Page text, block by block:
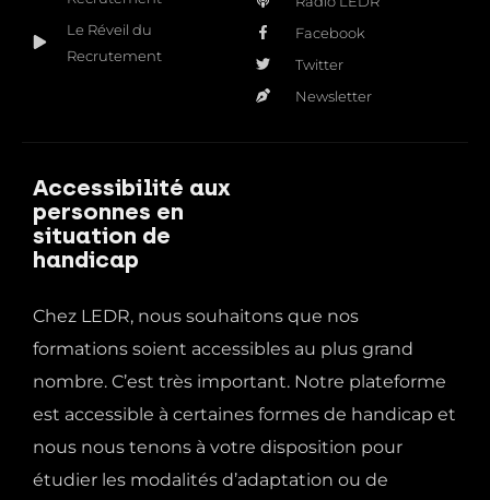
Le Réveil du
Recrutement
Facebook
Twitter
Newsletter
Accessibilité aux
personnes en
situation de
handicap
Chez LEDR, nous souhaitons que nos
formations soient accessibles au plus grand
nombre. C’est très important. Notre plateforme
est accessible à certaines formes de handicap et
nous nous tenons à votre disposition pour
étudier les modalités d’adaptation ou de